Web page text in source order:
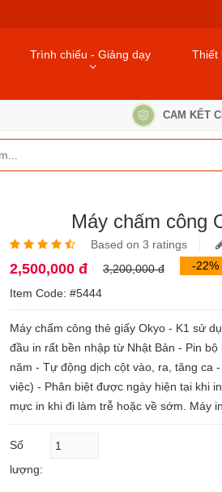
Trình chiếu - Giảng dạy Thiết
CAM KẾT
Máy chấm công
Based on 3 ratings
2,500,000 đ 3,200,000 đ -22%
Item Code: #5444
Máy chấm công thẻ giấy Okyo - K1 sử
đầu in rất bền nhập từ Nhật Bản - Pin
năm - Tự động dịch cột vào, ra, tăng ca
việc) - Phân biệt được ngày hiện tại khi
mực in khi đi làm trễ hoặc về sớm. Máy
Số
lượng: